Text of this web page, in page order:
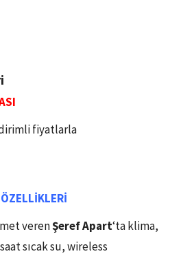
fiyatlarla
verenŞeref Apart‘ta klima,
sıcak su, wireless